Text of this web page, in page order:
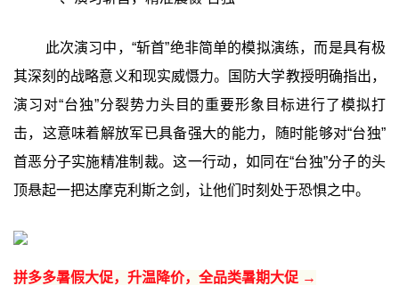
此次演习中，“斩首”绝非简单的模拟演练，而是具有极
其深刻的战略意义和现实威慑力。国防大学教授明确指出，
演习对“台独”分裂势力头目的重要形象目标进行了模拟打
击，这意味着解放军已具备强大的能力，随时能够对“台独”
首恶分子实施精准制裁。这一行动，如同在“台独”分子的头
顶悬起一把达摩克利斯之剑，让他们时刻处于恐惧之中。
拼多多暑假大促，升温降价，全品类暑期大促 →